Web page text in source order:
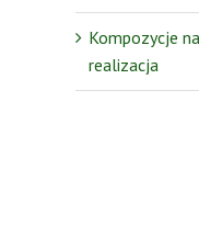
Kompozycje
realizacja